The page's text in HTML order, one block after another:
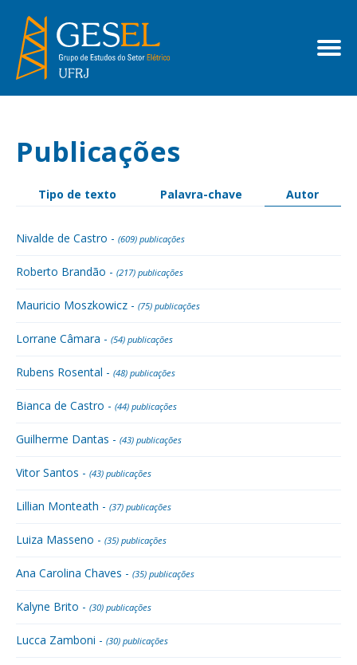
Publicações
Tipo de texto Palavra-chave Autor
Nivalde de Castro - (609) publicações
Roberto Brandão - (217) publicações
Mauricio Moszkowicz - (75) publicações
Lorrane Câmara - (54) publicações
Rubens Rosental - (48) publicações
Bianca de Castro - (44) publicações
Guilherme Dantas - (43) publicações
Vitor Santos - (43) publicações
Lillian Monteath - (37) publicações
Luiza Masseno - (35) publicações
Ana Carolina Chaves - (35) publicações
Kalyne Brito - (30) publicações
Lucca Zamboni - (30) publicações